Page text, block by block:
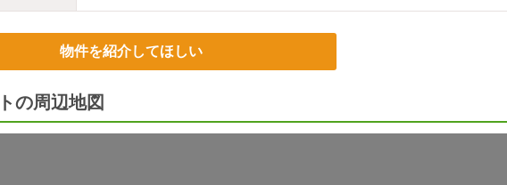
物件を紹介してほしい
の周辺地図